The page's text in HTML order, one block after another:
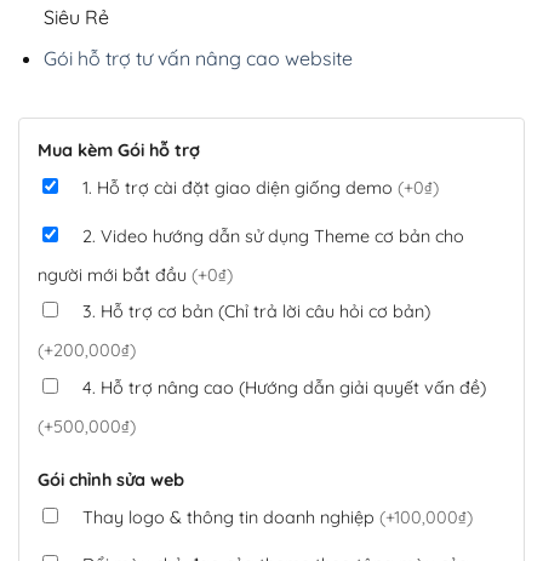
Siêu Rẻ
Gói hỗ trợ tư vấn nâng cao website
Mua kèm Gói hỗ trợ
1. Hỗ trợ cài đặt giao diện giống demo (+0₫)
2. Video hướng dẫn sử dụng Theme cơ bản cho
người mới bắt đầu (+0₫)
3. Hỗ trợ cơ bản (Chỉ trả lời câu hỏi cơ bản)
(+200,000₫)
4. Hỗ trợ nâng cao (Hướng dẫn giải quyết vấn đề)
(+500,000₫)
Gói chỉnh sửa web
Thay logo & thông tin doanh nghiệp (+100,000₫)